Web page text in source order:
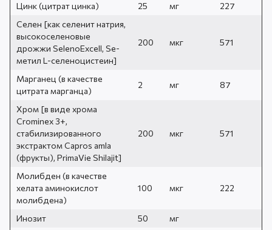
Цинк (цитрат цинка)
25 мг
227
Селен [как селенит натрия,
высокоселеновые
дрожжи SelenoExcell, Se-
метил L-селеноцистеин]
200 мкг 571
Марганец (в качестве
цитрата марганца)
2 мг 87
Хром [в виде хрома
Crominex 3+,
стабилизированного
экстрактом Capros amla
(фрукты), PrimaVie Shilajit]
200 мкг 571
Молибден (в качестве
хелата аминокислот
молибдена)
100 мкг 222
Инозит 50
мг